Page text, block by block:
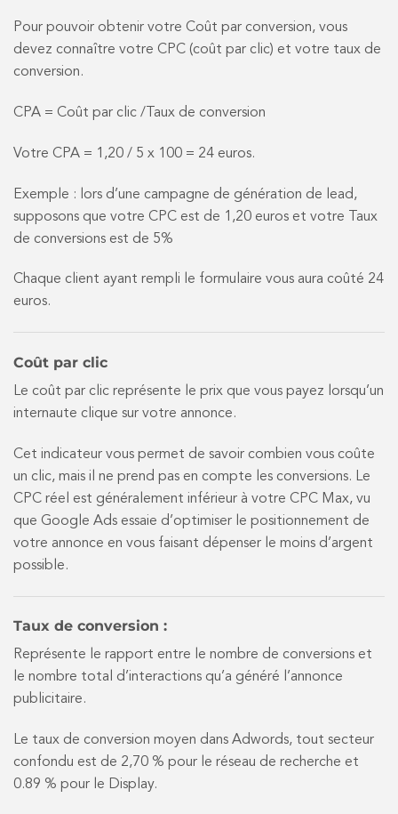
Pour pouvoir obtenir votre Coût par conversion, vous
devez connaître votre CPC (coût par clic) et votre taux de
conversion.
CPA = Coût par clic /Taux de conversion
Votre CPA = 1,20 / 5 x 100 = 24 euros.
Exemple : lors d’une campagne de génération de lead,
supposons que votre CPC est de 1,20 euros et votre Taux
de conversions est de 5%
Chaque client ayant rempli le formulaire vous aura coûté 24
euros.
Coût par clic
Le coût par clic représente le prix que vous payez lorsqu’un
internaute clique sur votre annonce.
Cet indicateur vous permet de savoir combien vous coûte
un clic, mais il ne prend pas en compte les conversions. Le
CPC réel est généralement inférieur à votre CPC Max, vu
que Google Ads essaie d’optimiser le positionnement de
votre annonce en vous faisant dépenser le moins d’argent
possible.
Taux de conversion :
Représente le rapport entre le nombre de conversions et
le nombre total d’interactions qu’a généré l’annonce
publicitaire.
Le taux de conversion moyen dans Adwords, tout secteur
confondu est de 2,70 % pour le réseau de recherche et
0.89 % pour le Display.